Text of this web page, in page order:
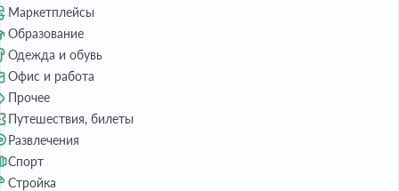
Маркетплейсы
Образование
Одежда и обувь
Офис и работа
Прочее
Путешествия, билеты
Развлечения
Спорт
Стройка